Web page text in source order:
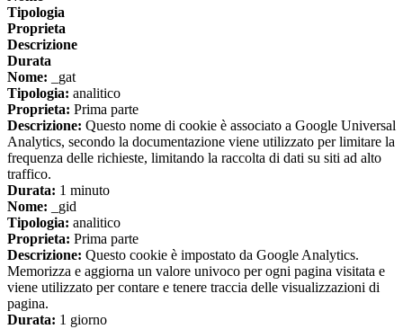
Tipologia
Proprieta
Descrizione
Durata
Nome: _gat
Tipologia: analitico
Proprieta: Prima parte
Descrizione: Questo nome di cookie è associato a Google Universal
Analytics, secondo la documentazione viene utilizzato per limitare la
frequenza delle richieste, limitando la raccolta di dati su siti ad alto
traffico.
Durata: 1 minuto
Nome: _gid
Tipologia: analitico
Proprieta: Prima parte
Descrizione: Questo cookie è impostato da Google Analytics.
Memorizza e aggiorna un valore univoco per ogni pagina visitata e
viene utilizzato per contare e tenere traccia delle visualizzazioni di
pagina.
Durata: 1 giorno